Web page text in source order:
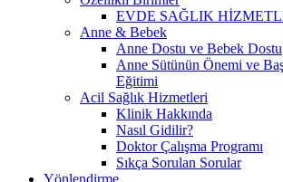
EVDE SAĞLIK
Anne & Bebek
Anne Dostu ve Bebek Dostu
Anne Sütünün Önemi ve
Eğitimi
Acil Sağlık Hizmetleri
Klinik Hakkında
Nasıl Gidilir?
Doktor Çalışma Programı
Sıkça Sorulan Sorular
Yönlendirme